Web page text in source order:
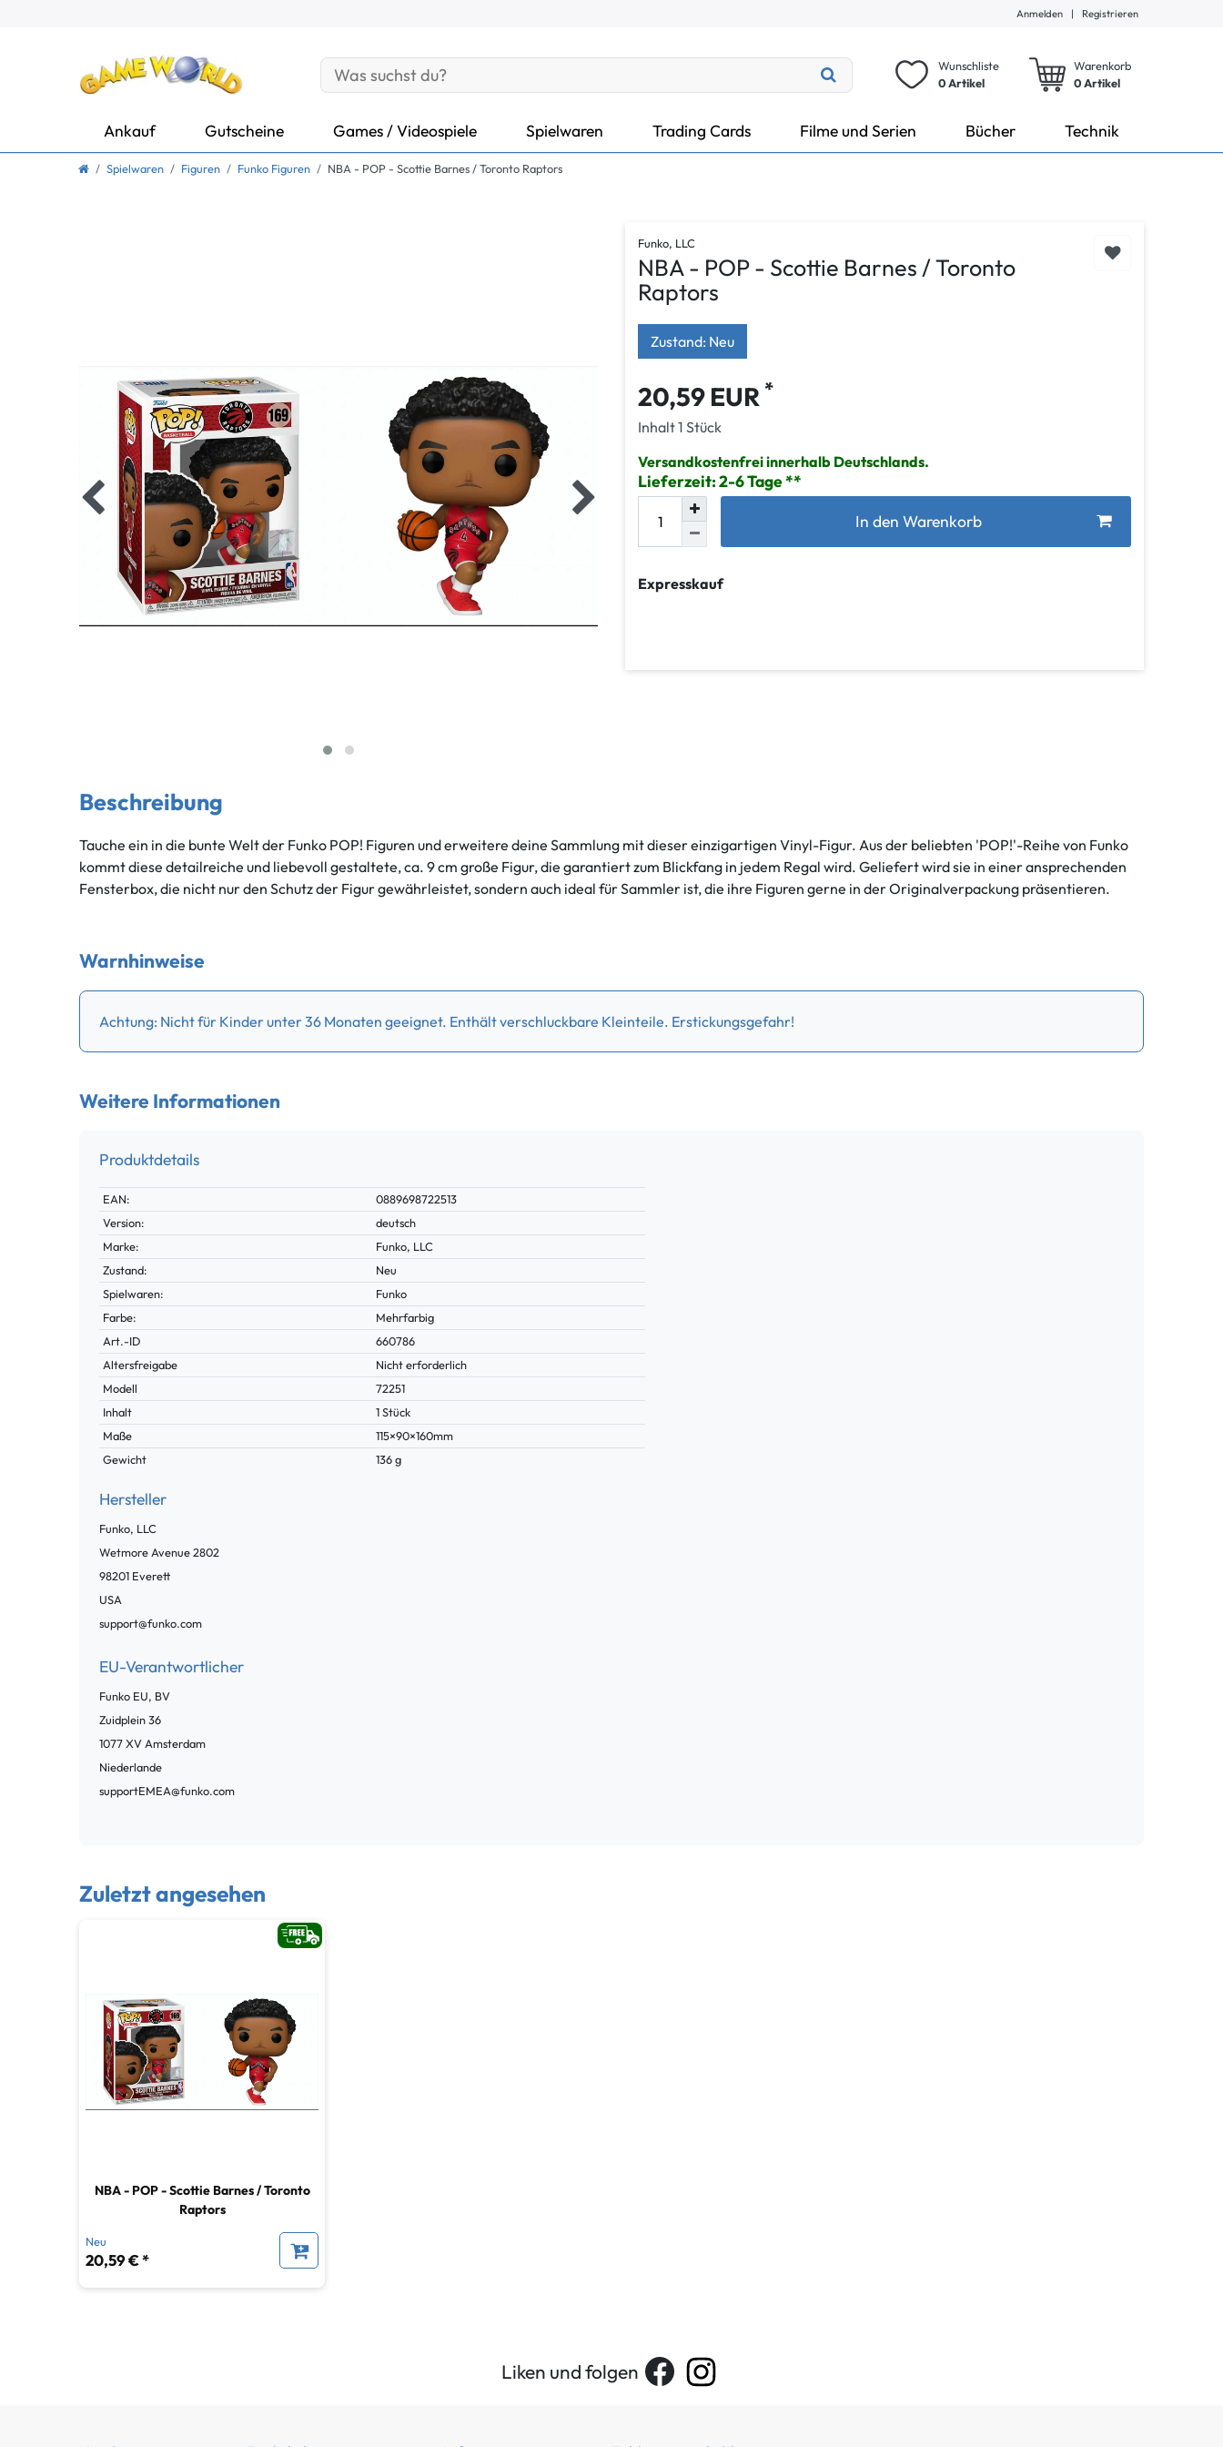
Anmelden | Registrieren
Wunschliste
0 Artikel
Warenkorb
0Artikel
Ankauf Gutscheine Games / Videospiele Spielwaren Trading Cards Filme und Serien Bücher Technik
Spielwaren Figuren Funko Figuren NBA - POP - Scottie Barnes / Toronto Raptors
Funko, LLC
NBA - POP - Scottie Barnes / Toronto
Raptors
Zustand: Neu
20,59 EUR *
Inhalt1 Stück
Versandkostenfrei innerhalb Deutschlands.
Lieferzeit: 2-6 Tage
In den Warenkorb
Expresskauf
Beschreibung
Tauche ein in die bunte Welt der Funko POP! Figuren und erweitere deine Sammlung mit dieser einzigartigen Vinyl-Figur. Aus der beliebten 'POP!'-Reihe von Funko
kommt diese detailreiche und liebevoll gestaltete, ca. 9 cm große Figur, die garantiert zum Blickfang in jedem Regal wird. Geliefert wird sie in einer ansprechenden
Fensterbox, die nicht nur den Schutz der Figur gewährleistet, sondern auch ideal für Sammler ist, die ihre Figuren gerne in der Originalverpackung präsentieren.
Warnhinweise
Achtung: Nicht für Kinder unter 36 Monaten geeignet. Enthält verschluckbare Kleinteile. Erstickungsgefahr!
Weitere Informationen
Produktdetails
Technisches
Merkmal
Wert
EAN:
0889698722513
Version:
deutsch
Marke:
Funko, LLC
Zustand:
Neu
Spielwaren:
Funko
Farbe:
Mehrfarbig
Technisches
Merkmal
Wert
Art.-ID
660786
Altersfreigabe
Nicht erforderlich
Modell
72251
Inhalt
1 Stück
Maße
115×90×160mm
Gewicht
136 g
Hersteller
Funko, LLC
Wetmore Avenue2802
98201 Everett
USA
support@funko.com
EU-Verantwortlicher
Funko EU, BV
Zuidplein36
1077 XV Amsterdam
Niederlande
supportEMEA@funko.com
Zuletzt angesehen
NBA - POP - Scottie Barnes / Toronto
Raptors
Neu
20,59 € *
Liken und folgen